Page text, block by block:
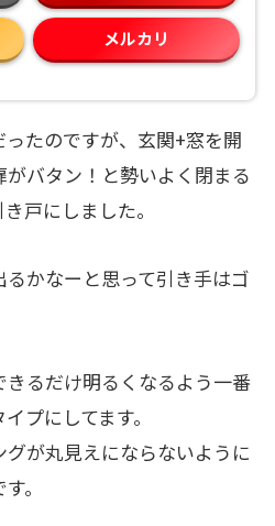
メルカリ
たのですが、玄関+窓を開
バタン！と勢いよく閉まる
戸にしました。
かなーと思って引き手はゴ
るだけ明るくなるよう一番
プにしてます。
が丸見えにならないように
。